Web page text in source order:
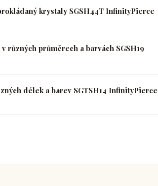
krystaly SGSH44T InfinityPierce
různých průměrech a barvách SGSH19
délek a barev SGTSH14 InfinityPierce